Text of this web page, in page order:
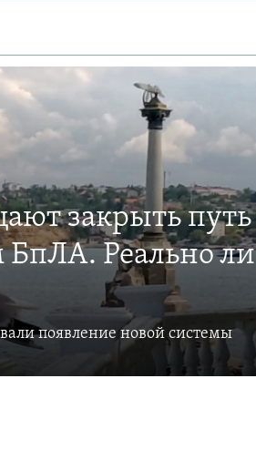
закрыть путь
Реально ли
появление новой системы